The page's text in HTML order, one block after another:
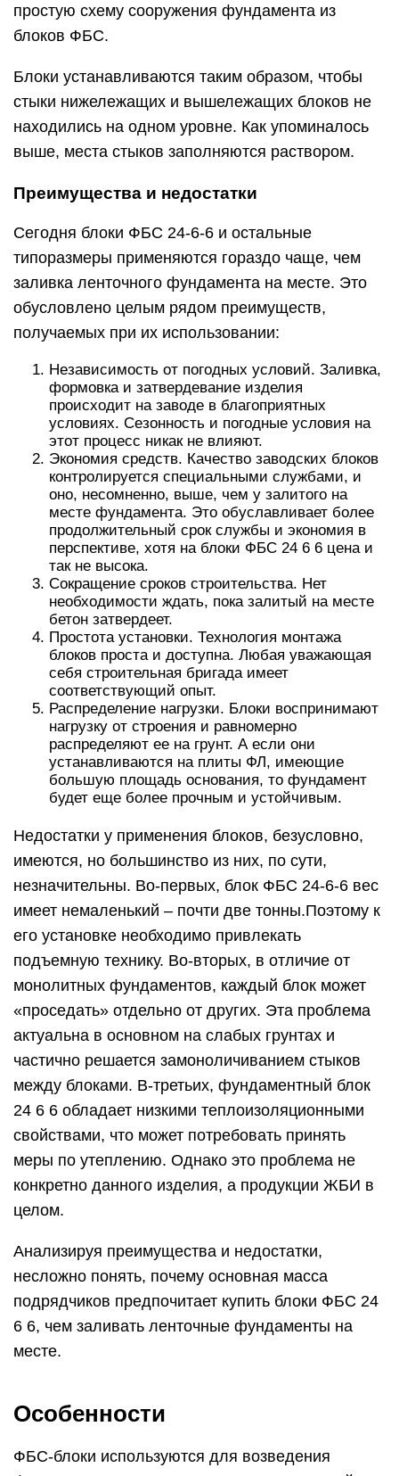
простую схему сооружения фундамента из
блоков ФБС.
Блоки устанавливаются таким образом, чтобы
стыки нижележащих и вышележащих блоков не
находились на одном уровне. Как упоминалось
выше, места стыков заполняются раствором.
Преимущества и недостатки
Сегодня блоки ФБС 24-6-6 и остальные
типоразмеры применяются гораздо чаще, чем
заливка ленточного фундамента на месте. Это
обусловлено целым рядом преимуществ,
получаемых при их использовании:
Независимость от погодных условий. Заливка,
формовка и затвердевание изделия
происходит на заводе в благоприятных
условиях. Сезонность и погодные условия на
этот процесс никак не влияют.
Экономия средств. Качество заводских блоков
контролируется специальными службами, и
оно, несомненно, выше, чем у залитого на
месте фундамента. Это обуславливает более
продолжительный срок службы и экономия в
перспективе, хотя на блоки ФБС 24 6 6 цена и
так не высока.
Сокращение сроков строительства. Нет
необходимости ждать, пока залитый на месте
бетон затвердеет.
Простота установки. Технология монтажа
блоков проста и доступна. Любая уважающая
себя строительная бригада имеет
соответствующий опыт.
Распределение нагрузки. Блоки воспринимают
нагрузку от строения и равномерно
распределяют ее на грунт. А если они
устанавливаются на плиты ФЛ, имеющие
большую площадь основания, то фундамент
будет еще более прочным и устойчивым.
Недостатки у применения блоков, безусловно,
имеются, но большинство из них, по сути,
незначительны. Во-первых, блок ФБС 24-6-6 вес
имеет немаленький – почти две тонны.Поэтому к
его установке необходимо привлекать
подъемную технику. Во-вторых, в отличие от
монолитных фундаментов, каждый блок может
«проседать» отдельно от других. Эта проблема
актуальна в основном на слабых грунтах и
частично решается замоноличиванием стыков
между блоками. В-третьих, фундаментный блок
24 6 6 обладает низкими теплоизоляционными
свойствами, что может потребовать принять
меры по утеплению. Однако это проблема не
конкретно данного изделия, а продукции ЖБИ в
целом.
Анализируя преимущества и недостатки,
несложно понять, почему основная масса
подрядчиков предпочитает купить блоки ФБС 24
6 6, чем заливать ленточные фундаменты на
месте.
Особенности
ФБС-блоки используются для возведения